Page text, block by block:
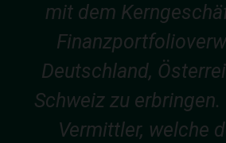
mit dem
Deutschland,
Schweiz zu erbringen.
Vermittler, welche